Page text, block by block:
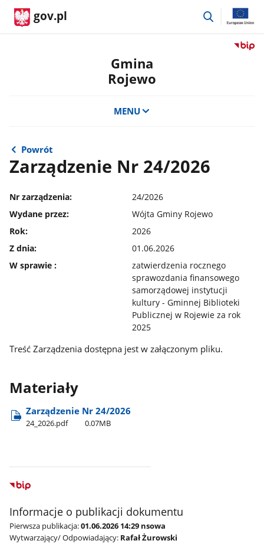
gov.pl
przejdź
Przejdź
Gmina
Rojewo
MENU
Powrót
Zarządzenie Nr 24/2026
Nr zarządzenia:
24/2026
Wydane przez:
Wójta Gminy Rojewo
Rok:
2026
Z dnia:
01.06.2026
W sprawie :
zatwierdzenia rocznego
sprawozdania finansowego
samorządowej instytucji
kultury - Gminnej Biblioteki
Publicznej w Rojewie za rok
2025
Treść Zarządzenia dostępna jest w załączonym pliku.
Materiały
Zarządzenie Nr 24/2026
24​_2026.pdf 0.07MB
Informacje o publikacji dokumentu
Pierwsza publikacja:01.06.2026 14:29 nsowa
Wytwarzający/ Odpowiadający: Rafał Żurowski